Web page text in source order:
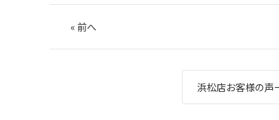
« 前へ
浜松店お客様の声